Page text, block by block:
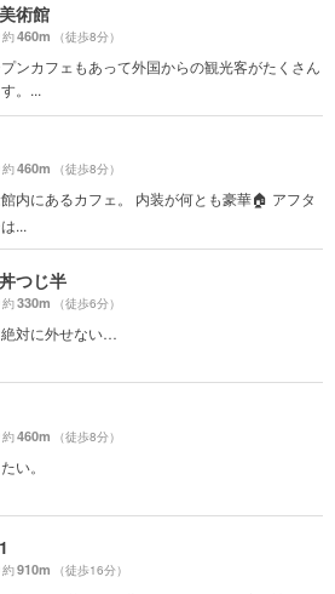
術館
460m （徒歩8分）
ンカフェもあって外国からの観光客がたくさん
。...
460m （徒歩8分）
内にあるカフェ。 内装が何とも豪華🏠 アフタ
...
つじ半
330m （徒歩6分）
絶対に外せない…
460m （徒歩8分）
い。
910m （徒歩16分）